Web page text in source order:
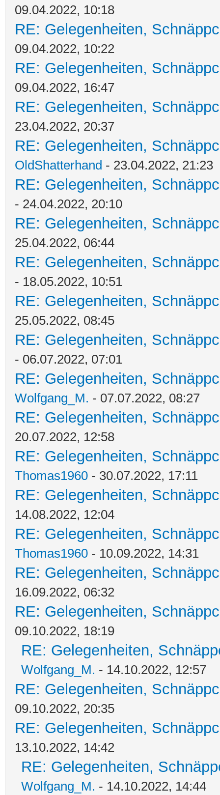
09.04.2022, 10:18
RE: Gelegenheiten,
09.04.2022, 10:22
RE: Gelegenheiten,
09.04.2022, 16:47
RE: Gelegenheiten,
23.04.2022, 20:37
RE: Gelegenheiten,
OldShatterhand - 23.04.2022, 21:23
RE: Gelegenheiten,
- 24.04.2022, 20:10
RE: Gelegenheiten,
25.04.2022, 06:44
RE: Gelegenheiten,
- 18.05.2022, 10:51
RE: Gelegenheiten,
25.05.2022, 08:45
RE: Gelegenheiten,
- 06.07.2022, 07:01
RE: Gelegenheiten,
Wolfgang_M. - 07.07.2022, 08:27
RE: Gelegenheiten,
20.07.2022, 12:58
RE: Gelegenheiten,
Thomas1960 - 30.07.2022, 17:11
RE: Gelegenheiten,
14.08.2022, 12:04
RE: Gelegenheiten,
Thomas1960 - 10.09.2022, 14:31
RE: Gelegenheiten,
16.09.2022, 06:32
RE: Gelegenheiten,
09.10.2022, 18:19
RE: Gelegenheiten,
Wolfgang_M. - 14.10.2022, 12:57
RE: Gelegenheiten,
09.10.2022, 20:35
RE: Gelegenheiten,
13.10.2022, 14:42
RE: Gelegenheiten,
Wolfgang_M. - 14.10.2022, 14:44